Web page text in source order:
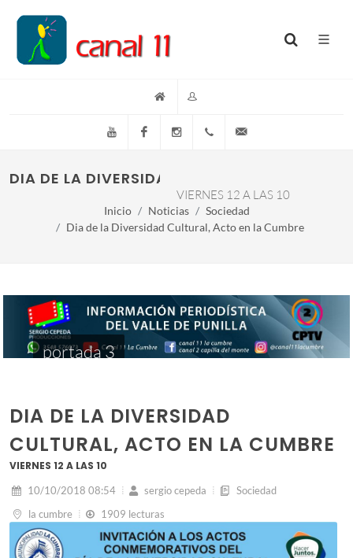
YouTube FacebookInstagram(+54)(9)3548-576073
DIA DE LA DIVERSIDAD CULTURAL, ACTO EN
VIERNES 12 A LAS 10
Inicio Noticias
Sociedad
Dia de la Diversidad Cultural, Acto en la Cumbre
portada 3
DIA DE LA DIVERSIDAD
CULTURAL, ACTO EN LA CUMBRE
VIERNES 12 A LAS 10
10/10/2018 08:54 sergio cepeda
Sociedad
la cumbre
1909 lecturas